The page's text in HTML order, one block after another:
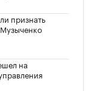
признать
на